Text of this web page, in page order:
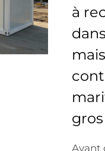
à
gros
Avant